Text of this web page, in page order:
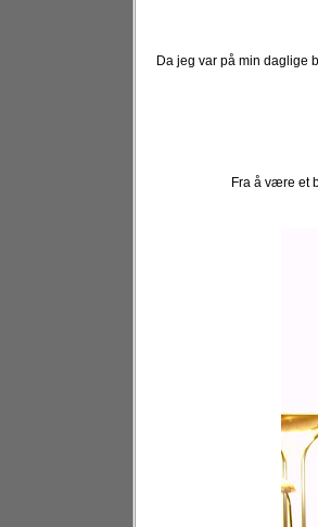
Da jeg var på min daglige
Fra å være et